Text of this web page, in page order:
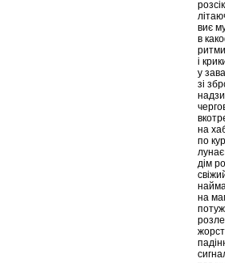
виє
в
і
у
зі
на
по
дім
на